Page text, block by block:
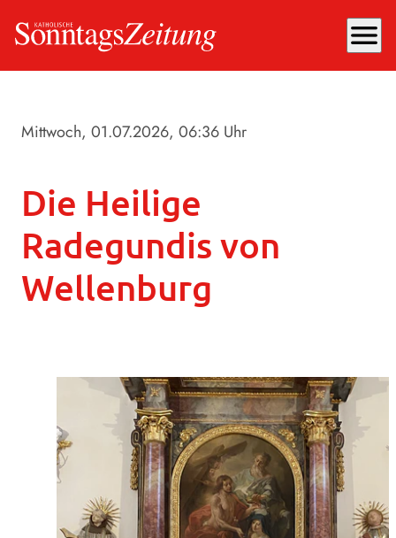
menu
Mittwoch, 01.07.2026, 06:36 Uhr
Die Heilige
Radegundis von
Wellenburg